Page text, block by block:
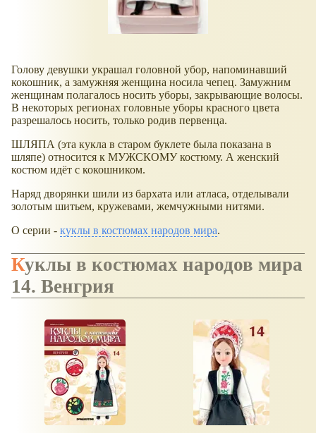
Голову девушки украшал головной убор, напоминавший
кокошник, а замужняя женщина носила чепец. Замужним
женщинам полагалось носить уборы, закрывающие волосы.
В некоторых регионах головные уборы красного цвета
разрешалось носить, только родив первенца.
ШЛЯПА (эта кукла в старом буклете была показана в
шляпе) относится к МУЖСКОМУ костюму. А женский
костюм идёт с кокошником.
Наряд дворянки шили из бархата или атласа, отделывали
золотым шитьем, кружевами, жемчужными нитями.
О серии - куклы в костюмах народов мира.
Куклы в костюмах народов мира
14. Венгрия